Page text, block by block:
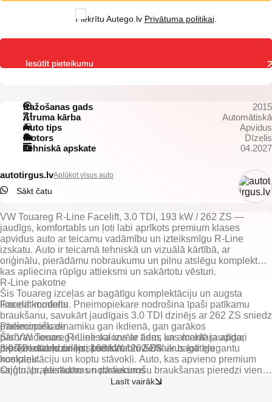
Piekrītu Autego.lv Privātuma politikai.
Ražošanas gads
2015
Ātruma kārba
Automātiskā
Auto tips
Apvidus
Motors
Dīzelis
Tehniskā apskate
04.2027
autotirgus.lvAplūkot visus auto
Sākt čatu
VW Touareg R-Line Facelift, 3.0 TDI, 193 kW / 262 ZS —
jaudīgs, komfortabls un ļoti labi aprīkots premium klases
apvidus auto ar teicamu vadāmību un izteiksmīgu R-Line
izskatu. Auto ir teicamā tehniskā un vizuālā kārtībā, ar
oriģinālu, pierādāmu nobraukumu un pilnu atslēgu komplektu,
kas apliecina rūpīgu attieksmi un sakārtotu vēsturi.
Šis Touareg izceļas ar bagātīgu komplektāciju un augsta
līmeņa komfortu. Pneimopiekare nodrošina īpaši patīkamu
braukšanu, savukārt jaudīgais 3.0 TDI dzinējs ar 262 ZS sniedz
pārliecinošu dinamiku gan ikdienā, gan garākos
pārbraucienos. R-Line salons ar ādas un alcantara apdari
piešķir automobilim sportisku un vienlaikus ļoti elegantu
noskaņu.
R-Line pakotne
Facelift modelis
Pneimopiekare
3.0 TDI dīzeļdzinējs, 193 kW / 262 ZS
Oriģināls, pierādāms nobraukums
Šis VW Touareg ir lieliska izvēle tiem, kas meklē jaudīgu,
reprezentablu un ļoti komfortablu SUV ar bagātīgu
komplektāciju un koptu stāvokli. Auto, kas apvieno premium
sajūtu, praktiskumu un pārliecinošu braukšanas pieredzi vienā
Lasīt vairāk